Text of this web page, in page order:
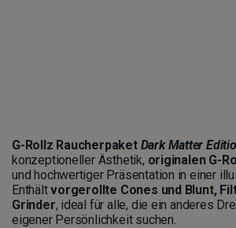
G-Rollz Raucherpaket Dark Matter
konzeptioneller Ästhetik, originalen G-
und hochwertiger Präsentation in einer
Enthältvorgerollte Cones und Blunt,
Grinder, ideal für alle, die ein anderes
eigener Persönlichkeit suchen.